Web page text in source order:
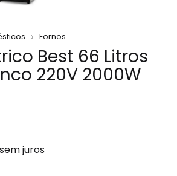
Fornos
Best 66 Litros
220V 2000W
sem juros